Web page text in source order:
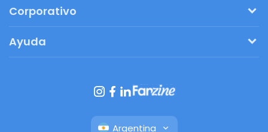
Corporativo
Regalos originales
Ayuda
Botón de arrepentimiento
Argentina